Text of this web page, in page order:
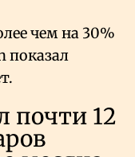
чем на 30%
показал
почти 12